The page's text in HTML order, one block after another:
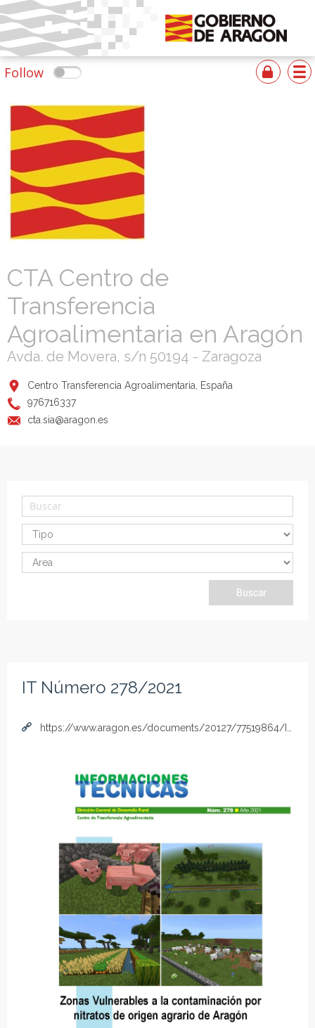
Follow
CTA Centro de
Transferencia
Agroalimentaria en Aragón
Avda. de Movera, s/n 50194 - Zaragoza
Centro Transferencia Agroalimentaria, España
976716337
cta.sia@aragon.es
IT Número 278/2021
https://www.aragon.es/documents/20127/77519864/IT_278-21.pdf/75508d92-3c27-6b84-a9b4-182178ca961a?t=1623930399493